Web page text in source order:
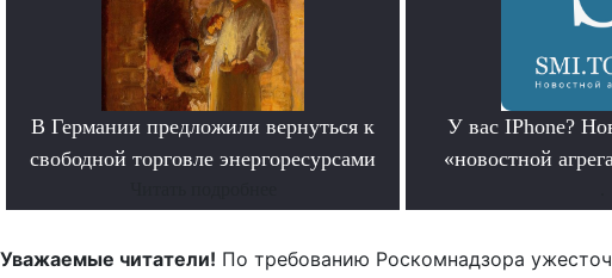
В Германии предложили вернуться к
свободной торговле энергоресурсами
У вас IPhone?
«новостной
Уважаемые читатели! По требованию Роскомнадзора